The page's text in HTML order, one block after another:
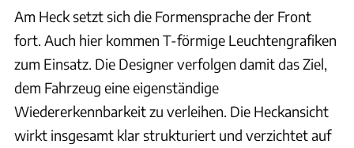
Am Heck setzt sich die Formensprache der Front
fort. Auch hier kommen T-förmige Leuchtengrafiken
zum Einsatz. Die Designer verfolgen damit das Ziel,
dem Fahrzeug eine eigenständige
Wiedererkennbarkeit zu verleihen. Die Heckansicht
wirkt insgesamt klar strukturiert und verzichtet auf